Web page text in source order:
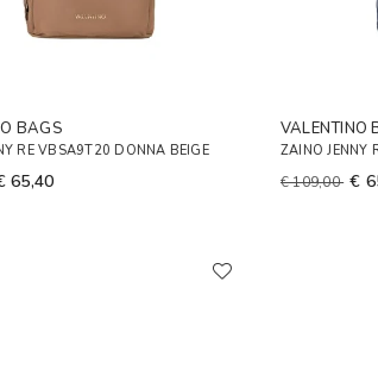
BAGS
RE VBSA9T20 DONNA BEIGE
65,40
VALENTINO
ZAINO JENNY
€ 109,00 €